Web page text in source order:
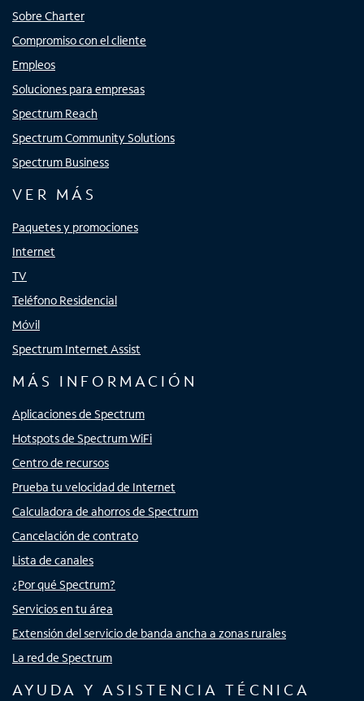
Sobre Charter
Compromiso con el cliente
Empleos
Soluciones para empresas
Spectrum Reach
Spectrum Community Solutions
Spectrum Business
VER MÁS
Paquetes y promociones
Internet
TV
Teléfono Residencial
Móvil
Spectrum Internet Assist
MÁS INFORMACIÓN
Aplicaciones de Spectrum
Hotspots de Spectrum WiFi
Centro de recursos
Prueba tu velocidad de Internet
Calculadora de ahorros de Spectrum
Cancelación de contrato
Lista de canales
¿Por qué Spectrum?
Servicios en tu área
Extensión del servicio de banda ancha a zonas rurales
La red de Spectrum
AYUDA Y ASISTENCIA TÉCNICA